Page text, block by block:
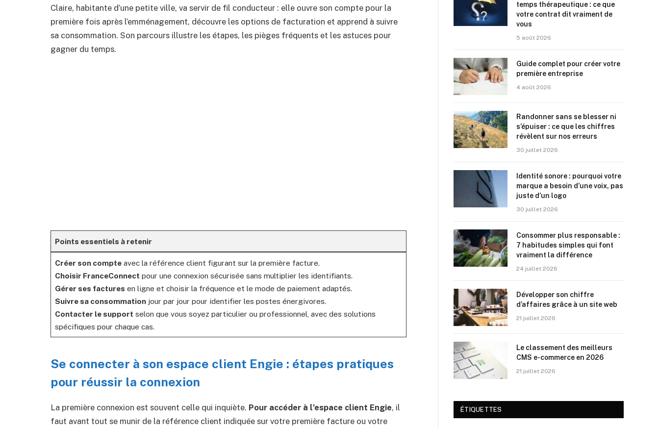
Claire, habitante d’une petite ville, va servir de fil conducteur : elle ouvre son compte pour la
première fois après l’emménagement, découvre les options de facturation et apprend à suivre
sa consommation. Son parcours illustre les étapes, les pièges fréquents et les astuces pour
gagner du temps.
Points essentiels à retenir
Créer son compte avec la référence client figurant sur la première facture.
Choisir FranceConnect pour une connexion sécurisée sans multiplier les identifiants.
Gérer ses factures en ligne et choisir la fréquence et le mode de paiement adaptés.
Suivre sa consommation jour par jour pour identifier les postes énergivores.
Contacter le support selon que vous soyez particulier ou professionnel, avec des solutions
spécifiques pour chaque cas.
Se connecter à son espace client Engie : étapes pratiques
pour réussir la connexion
La première connexion est souvent celle qui inquiète. Pour accéder à l’espace client Engie, il
faut avant tout se munir de la référence client indiquée sur votre première facture ou votre
temps thérapeutique : ce que
votre contrat dit vraiment de
vous
5 août 2026
Guide complet pour créer votre
première entreprise
4 août 2026
Randonner sans se blesser ni
s’épuiser : ce que les chiffres
révèlent sur nos erreurs
30 juillet 2026
Identité sonore : pourquoi votre
marque a besoin d’une voix, pas
juste d’un logo
30 juillet 2026
Consommer plus responsable :
7 habitudes simples qui font
vraiment la différence
24 juillet 2026
Développer son chiffre
d’affaires grâce à un site web
21 juillet 2026
Le classement des meilleurs
CMS e-commerce en 2026
21 juillet 2026
ÉTIQUETTES